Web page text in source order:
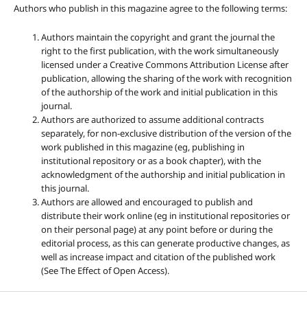
Authors who publish in this magazine agree to the following terms:
Authors maintain the copyright and grant the journal the
right to the first publication, with the work simultaneously
licensed under a Creative Commons Attribution License after
publication, allowing the sharing of the work with recognition
of the authorship of the work and initial publication in this
journal.
Authors are authorized to assume additional contracts
separately, for non-exclusive distribution of the version of the
work published in this magazine (eg, publishing in
institutional repository or as a book chapter), with the
acknowledgment of the authorship and initial publication in
this journal.
Authors are allowed and encouraged to publish and
distribute their work online (eg in institutional repositories or
on their personal page) at any point before or during the
editorial process, as this can generate productive changes, as
well as increase impact and citation of the published work
(See The Effect of Open Access).